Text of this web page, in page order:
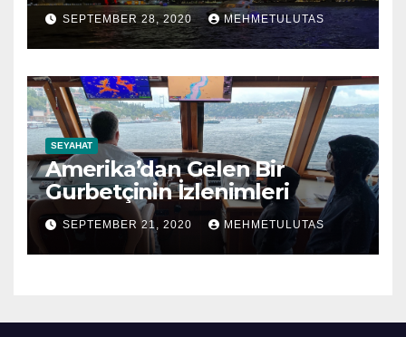
SEPTEMBER 28, 2020 MEHMETULUTAS
SEYAHAT
Amerika’dan Gelen Bir
Gurbetçinin İzlenimleri
SEPTEMBER 21, 2020 MEHMETULUTAS